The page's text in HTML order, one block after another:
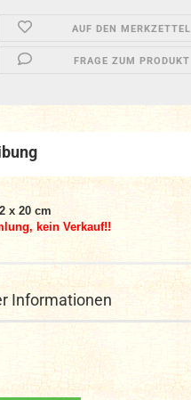
AUF DEN MERKZETTEL
FRAGE ZUM PRODUKT
x 20 cm
kein Verkauf!!
Informationen